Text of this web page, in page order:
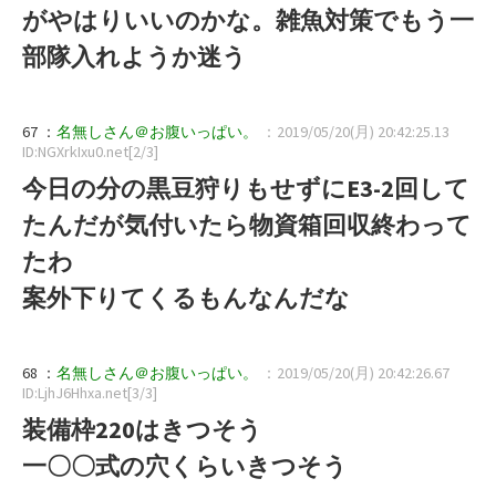
がやはりいいのかな。雑魚対策でもう一
部隊入れようか迷う
67 ： 名無しさん＠お腹いっぱい。
：2019/05/20(月) 20:42:25.13
ID:NGXrkIxu0.net[2/3]
今日の分の黒豆狩りもせずにE3-2回して
たんだが気付いたら物資箱回収終わって
たわ
案外下りてくるもんなんだな
68 ： 名無しさん＠お腹いっぱい。
：2019/05/20(月) 20:42:26.67
ID:LjhJ6Hhxa.net[3/3]
装備枠220はきつそう
一〇〇式の穴くらいきつそう